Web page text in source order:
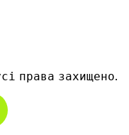
права захищено.
наш Facebook
наш